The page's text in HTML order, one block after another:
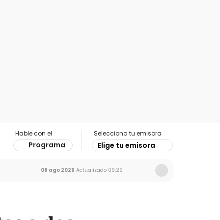
Hable con el
Programa
Selecciona tu emisora
Elige tu emisora
08 ago 2026 Actualizado 09:29